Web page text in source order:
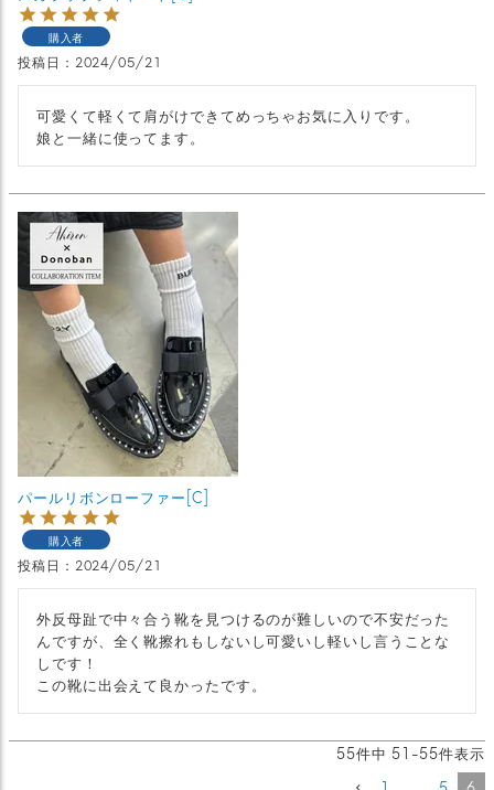
購入者
投稿日 2024/05/21
可愛くて軽くて肩がけできてめっちゃお気に入りです。
娘と一緒に使ってます。
パールリボンローファー[C]
購入者
投稿日 2024/05/21
外反母趾で中々合う靴を見つけるのが難しいので不安だった
んですが、全く靴擦れもしないし可愛いし軽いし言うことな
しです！
この靴に出会えて良かったです。
55件中 51 -55件表示